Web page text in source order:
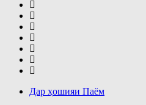
Дар ҳошияи Паём